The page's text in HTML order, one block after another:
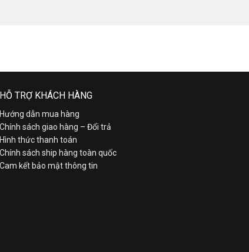
HỖ TRỢ KHÁCH HÀNG
Hướng dẫn mua hàng
Chính sách giao hàng – Đổi trả
Hình thức thanh toán
Chính sách ship hàng toàn quốc
Cam kết bảo mật thông tin